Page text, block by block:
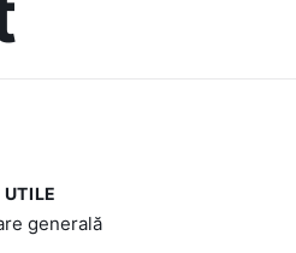
generală